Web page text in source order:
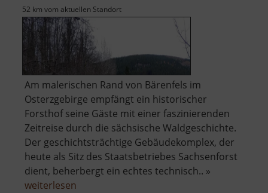
52 km vom aktuellen Standort
Am malerischen Rand von Bärenfels im
Osterzgebirge empfängt ein historischer
Forsthof seine Gäste mit einer faszinierenden
Zeitreise durch die sächsische Waldgeschichte.
Der geschichtsträchtige Gebäudekomplex, der
heute als Sitz des Staatsbetriebes Sachsenforst
dient, beherbergt ein echtes technisch.. »
weiterlesen